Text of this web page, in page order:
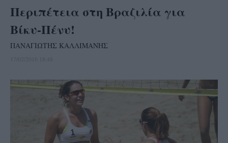
Περιπέτεια στη Βραζιλία για
Βίκυ-Πένυ!
ΠΑΝΑΓΙΩΤΗΣ ΚΑΛΛΙΜΑΝΗΣ